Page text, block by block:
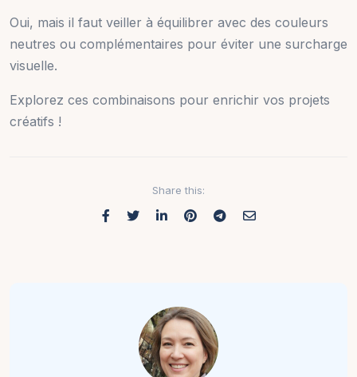
Oui, mais il faut veiller à équilibrer avec des couleurs
neutres ou complémentaires pour éviter une surcharge
visuelle.
Explorez ces combinaisons pour enrichir vos projets
créatifs !
Share this: